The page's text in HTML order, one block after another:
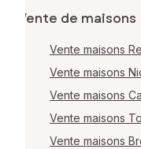
Vente de maisons
Vente maisons
Vente maisons
Vente maisons
Vente maisons
Vente maisons